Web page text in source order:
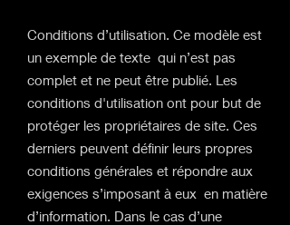
Conditions d’utilisation. Ce modèle est
un exemple de texte qui n’est pas
complet et ne peut être publié. Les
conditions d'utilisation ont pour but de
protéger les propriétaires de site. Ces
derniers peuvent définir leurs propres
conditions générales et répondre aux
exigences s’imposant à eux en matière
d’information. Dans le cas d’une